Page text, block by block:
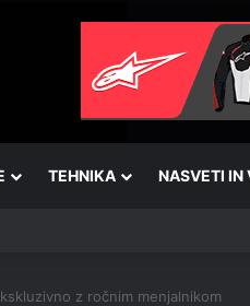
TEHNIKA NASVETI IN
z ročnim menjalnikom